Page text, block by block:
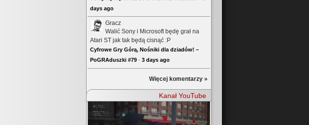
days ago
Gracz
Walić Sony i Microsoft będę grał na
Atari ST jak tak będą cisnąć :P
Cyfrowe Gry Górą, Nośniki dla dziadów! –
PoGRAduszki #79 · 3 days ago
Więcej komentarzy »
Kanał YouTube